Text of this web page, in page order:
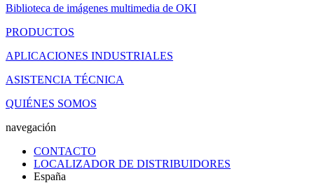
Biblioteca de imágenes multimedia de OKI
PRODUCTOS
APLICACIONES INDUSTRIALES
ASISTENCIA TÉCNICA
QUIÉNES SOMOS
navegación
CONTACTO
LOCALIZADOR DE DISTRIBUIDORES
España